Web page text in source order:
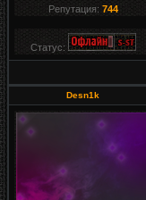
Репутация: 744
Статус:
Desn1k